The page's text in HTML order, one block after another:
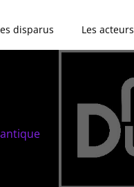
disparus Les acteurs